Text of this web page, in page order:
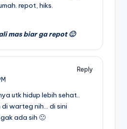
repot, hiks.
mas biar ga repot 🙂
Reply
utk hidup lebih sehat..
warteg nih… di sini
ada sih 🙁